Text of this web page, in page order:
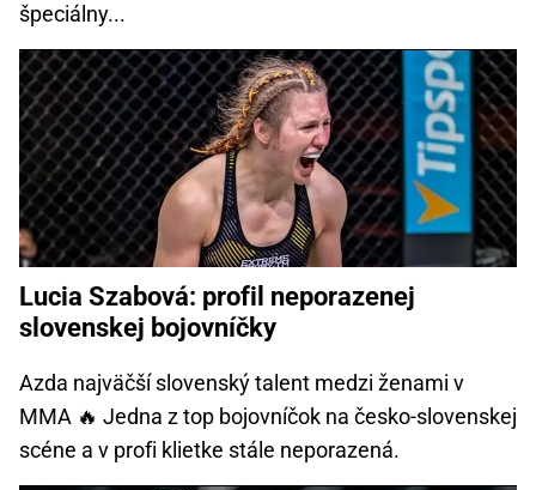
špeciálny...
Lucia Szabová: profil neporazenej
slovenskej bojovníčky
Azda najväčší slovenský talent medzi ženami v
MMA 🔥 Jedna z top bojovníčok na česko-slovenskej
scéne a v profi klietke stále neporazená.